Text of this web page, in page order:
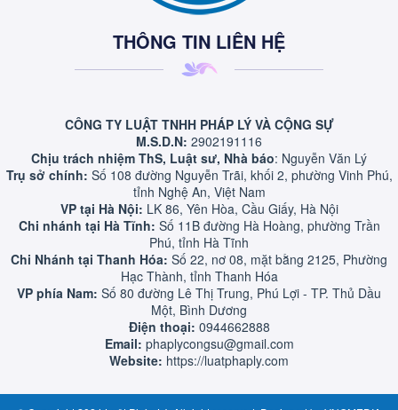
THÔNG TIN LIÊN HỆ
CÔNG TY LUẬT TNHH PHÁP LÝ VÀ CỘNG SỰ
M.S.D.N: 2902191116
Chịu trách nhiệm ThS, Luật sư, Nhà báo: Nguyễn Văn Lý
Trụ sở chính: Số 108 đường Nguyễn Trãi, khối 2, phường Vinh Phú,
tỉnh Nghệ An, Việt Nam
VP tại Hà Nội: LK 86, Yên Hòa, Cầu Giấy, Hà Nội
Chi nhánh tại Hà Tĩnh: Số 11B đường Hà Hoàng, phường Trần
Phú, tỉnh Hà Tĩnh
Chi Nhánh tại Thanh Hóa: Số 22, nơ 08, mặt bằng 2125, Phường
Hạc Thành, tỉnh Thanh Hóa
VP phía Nam: Số 80 đường Lê Thị Trung, Phú Lợi - TP. Thủ Dầu
Một, Bình Dương
Điện thoại: 0944662888
Email: phaplycongsu@gmail.com
Website: https://luatphaply.com